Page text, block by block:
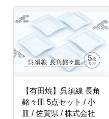
【有田焼】呉須線 長角
銘々皿 5点セット / 小
皿 / 佐賀県 / 株式会社